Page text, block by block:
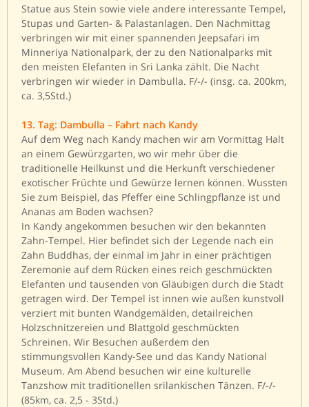
Statue aus Stein sowie viele andere interessante Tempel,
Stupas und Garten- & Palastanlagen. Den Nachmittag
verbringen wir mit einer spannenden Jeepsafari im
Minneriya Nationalpark, der zu den Nationalparks mit
den meisten Elefanten in Sri Lanka zählt. Die Nacht
verbringen wir wieder in Dambulla. F/-/- (insg. ca. 200km,
ca. 3,5Std.)
13. Tag: Dambulla – Fahrt nach Kandy
Auf dem Weg nach Kandy machen wir am Vormittag Halt
an einem Gewürzgarten, wo wir mehr über die
traditionelle Heilkunst und die Herkunft verschiedener
exotischer Früchte und Gewürze lernen können. Wussten
Sie zum Beispiel, das Pfeffer eine Schlingpflanze ist und
Ananas am Boden wachsen?
In Kandy angekommen besuchen wir den bekannten
Zahn-Tempel. Hier befindet sich der Legende nach ein
Zahn Buddhas, der einmal im Jahr in einer prächtigen
Zeremonie auf dem Rücken eines reich geschmückten
Elefanten und tausenden von Gläubigen durch die Stadt
getragen wird. Der Tempel ist innen wie außen kunstvoll
verziert mit bunten Wandgemälden, detailreichen
Holzschnitzereien und Blattgold geschmückten
Schreinen. Wir Besuchen außerdem den
stimmungsvollen Kandy-See und das Kandy National
Museum. Am Abend besuchen wir eine kulturelle
Tanzshow mit traditionellen srilankischen Tänzen. F/-/-
(85km, ca. 2,5 - 3Std.)